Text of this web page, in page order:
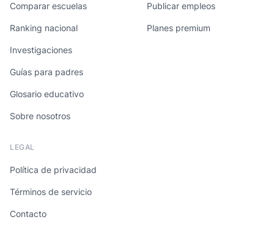
Comparar escuelas
Ranking nacional
Investigaciones
Guías para padres
Glosario educativo
Sobre nosotros
Publicar empleos
Planes premium
LEGAL
Política de privacidad
Términos de servicio
Contacto